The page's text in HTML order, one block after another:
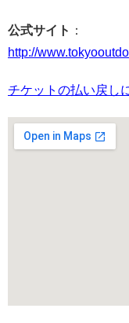
公式サイト ：
http://
チケットの払い戻し